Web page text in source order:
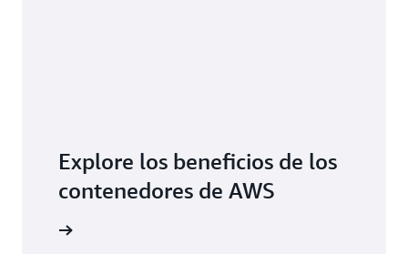
Explore los beneficios de los
contenedores de AWS